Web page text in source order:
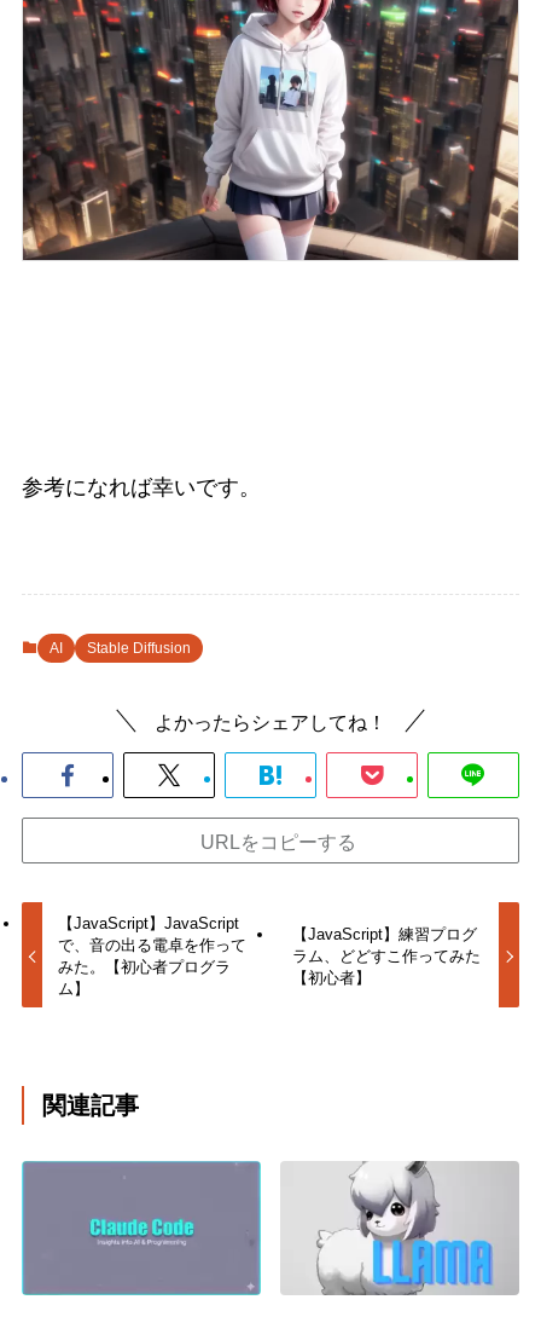
参考になれば幸いです。
AI Stable Diffusion
よかったらシェアしてね！
URLをコピーする
【JavaScript】JavaScript
で、音の出る電卓を作って
みた。【初心者プログラ
ム】
【JavaScript】練習プログ
ラム、どどすこ作ってみた
【初心者】
関連記事